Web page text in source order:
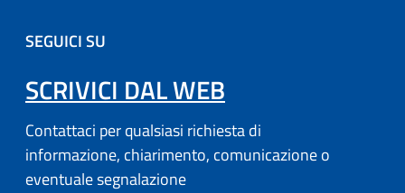
SEGUICI SU
SCRIVICI DAL WEB
Contattaci per qualsiasi richiesta di
informazione, chiarimento, comunicazione o
eventuale segnalazione